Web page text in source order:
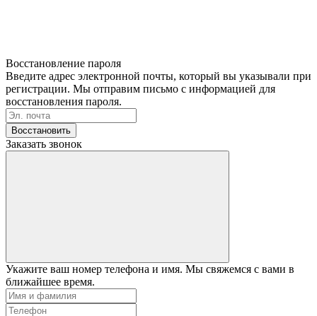
Восстановление пароля
Введите адрес электронной почты, который вы указывали при
регистрации. Мы отправим письмо с информацией для
восстановления пароля.
Восстановить
Заказать звонок
Укажите ваш номер телефона и имя. Мы свяжемся с вами в
ближайшее время.